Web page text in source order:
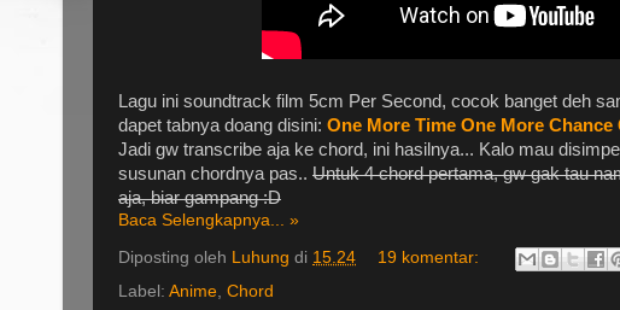
Lagu ini soundtrack film 5cm Per Second, cocok banget deh
dapet tabnya doang disini: One More Time One More Chance
Jadi gw transcribe aja ke chord, ini hasilnya... Kalo mau
susunan chordnya pas.. Untuk 4 chord pertama, gw gak tau
aja, biar gampang :D
Baca Selengkapnya... »
Diposting oleh Luhung di 15.24
19 komentar:
Label: Anime, Chord